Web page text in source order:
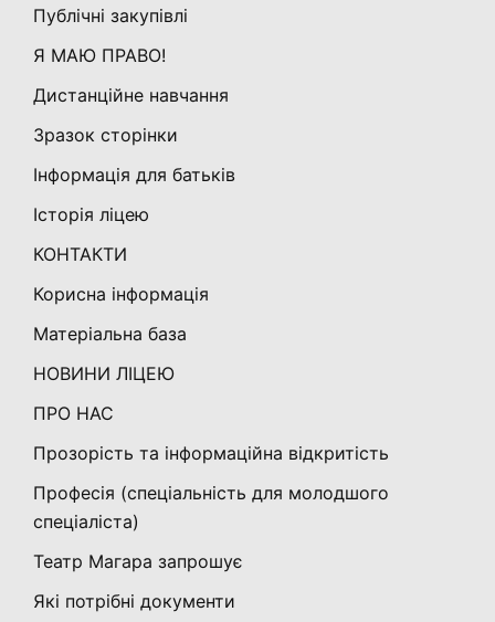
Публічні закупівлі
Я МАЮ ПРАВО!
Дистанційне навчання
Зразок сторінки
Інформація для батьків
Історія ліцею
КОНТАКТИ
Корисна інформація
Матеріальна база
НОВИНИ ЛІЦЕЮ
ПРО НАС
Прозорість та інформаційна відкритість
Професія (спеціальність для молодшого
спеціаліста)
Театр Магара запрошує
Які потрібні документи